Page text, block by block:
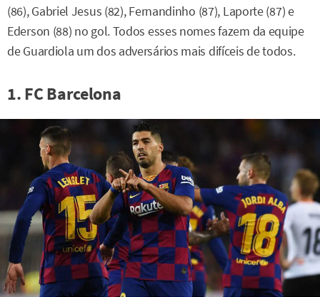
(86), Gabriel Jesus (82), Fernandinho (87), Laporte (87) e
Ederson (88) no gol. Todos esses nomes fazem da equipe
de Guardiola um dos adversários mais difíceis de todos.
1. FC Barcelona